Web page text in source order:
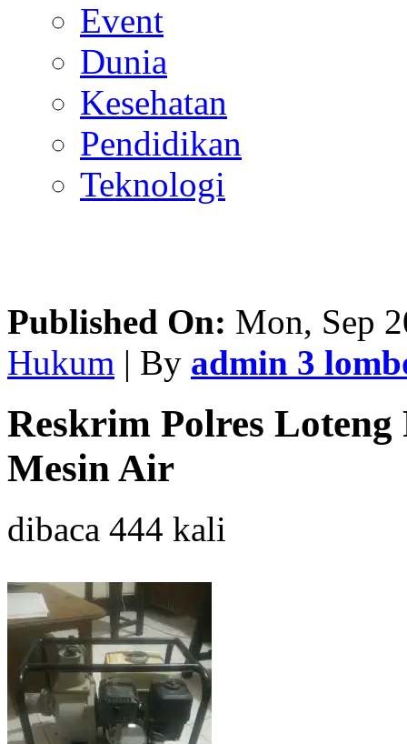
Event
Dunia
Kesehatan
Pendidikan
Teknologi
Published On: Mon, Sep
Hukum | By admin 3
Reskrim Polres
Mesin Air
dibaca 444 kali